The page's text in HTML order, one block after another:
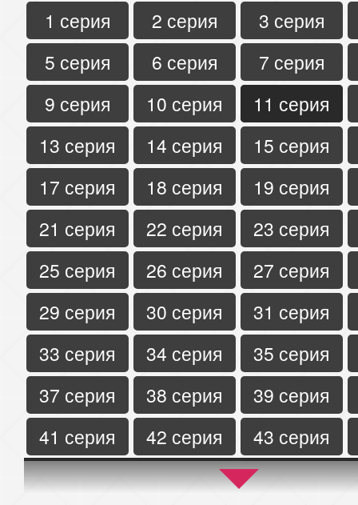
1 серия 2 серия
3 серия
5 серия
6 серия
7 серия
9 серия
10 серия
11 серия
13 серия
14 серия
15 серия
17 серия
18 серия
19 серия
21 серия
22 серия
23 серия
25 серия
26 серия
27 серия
29 серия
30 серия
31 серия
33 серия
34 серия
35 серия
37 серия
38 серия
39 серия
41 серия
42 серия
43 серия
45 серия
46 серия
47 серия